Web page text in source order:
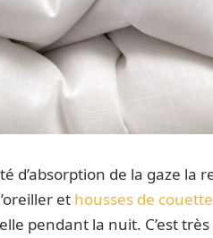
d’absorption de la gaze
et housses de
pendant la nuit. C’est